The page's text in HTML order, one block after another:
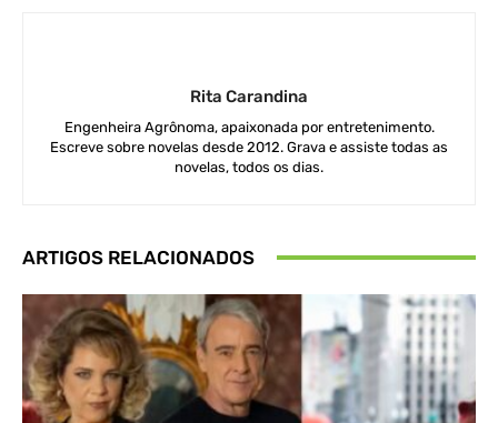
Rita Carandina
Engenheira Agrônoma, apaixonada por entretenimento.
Escreve sobre novelas desde 2012. Grava e assiste todas as
novelas, todos os dias.
ARTIGOS RELACIONADOS